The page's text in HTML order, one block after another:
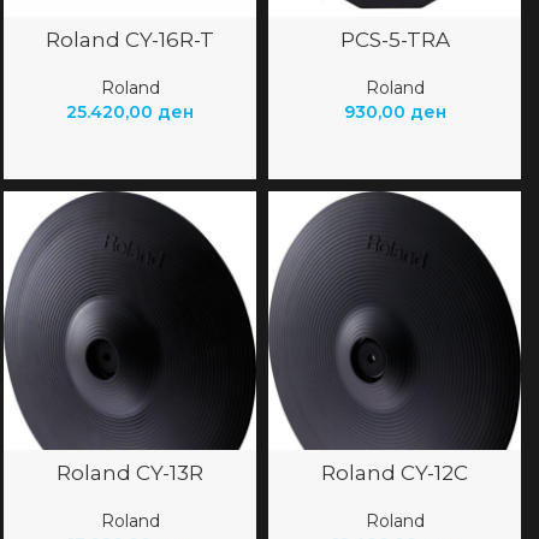
Roland CY-16R-T
Roland
25.420,00 ден
PCS-5-TRA
Roland
930,00 ден
Roland CY-13R
Roland
Roland CY-12C
Roland